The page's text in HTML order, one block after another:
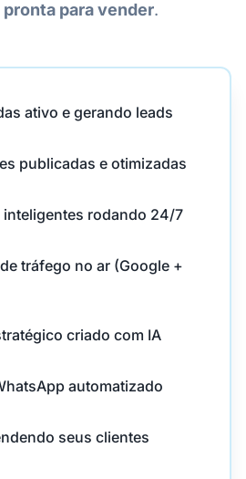
para vender.
ativo e gerando leads
publicadas e otimizadas
inteligentes rodando 24/7
tráfego no ar (Google +
criado com IA
automatizado
seus clientes